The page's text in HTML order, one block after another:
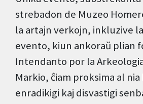
strebadon de Muzeo
la artajn verkojn, inkluzive
evento, kiun ankoraŭ plian
Intendanto por la
Markio, ĉiam proksima al
enradikigi kaj disvastigi